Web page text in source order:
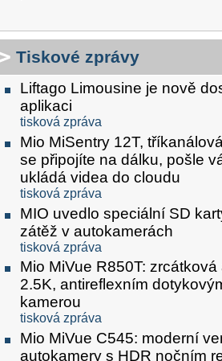
Tiskové zprávy
Liftago Limousine je nově
aplikaci
tisková zpráva
Mio MiSentry 12T,
se připojíte na dálku, pošle
ukládá videa do cloudu
tisková zpráva
MIO uvedlo speciální SD
zátěž v autokamerách
tisková zpráva
Mio MiVue R850T:
2.5K, antireflexním
kamerou
tisková zpráva
Mio MiVue C545: moderní
autokamery s HDR nočním